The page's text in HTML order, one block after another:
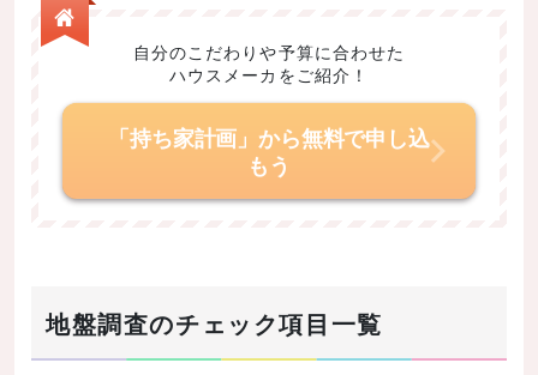
自分のこだわりや予算に合わせた
ハウスメーカをご紹介！
「持ち家計画」から無料で申し込
もう
地盤調査のチェック項目一覧